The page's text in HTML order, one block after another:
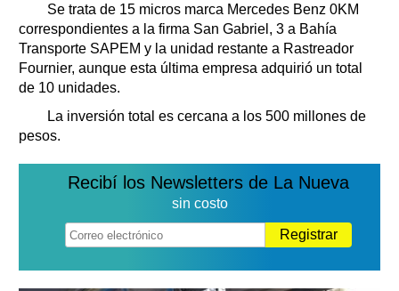
Datos Útiles
Fúnebres
Edictos
Se trata de 15 micros marca Mercedes Benz 0KM
correspondientes a la firma San Gabriel, 3 a Bahía
Transporte SAPEM y la unidad restante a Rastreador
Fournier, aunque esta última empresa adquirió un total
de 10 unidades.
La inversión total es cercana a los 500 millones de
pesos.
Recibí los Newsletters de La Nueva
sin costo
Registrar